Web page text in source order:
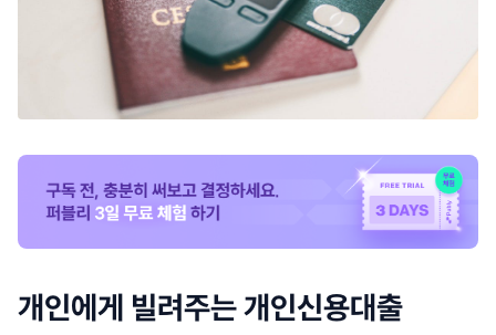
개인에게 빌려주는 개인신용대출